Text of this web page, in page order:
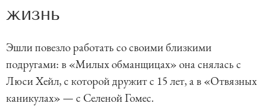
жизнь
Эшли повезло работать со своими близкими
подругами: в «Милых обманщицах» она снялась с
Люси Хейл, с которой дружит с 15 лет, а в «Отвязных
каникулах» — с Селеной Гомес.